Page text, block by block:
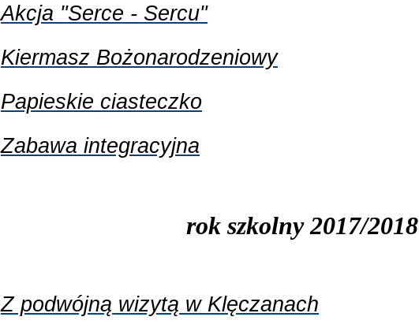
Akcja "Serce - Sercu"
Kiermasz Bożonarodzeniowy
Papieskie ciasteczko
Zabawa integracyjna
rok szkolny 2017/2018
Z podwójną wizytą w Klęczanach